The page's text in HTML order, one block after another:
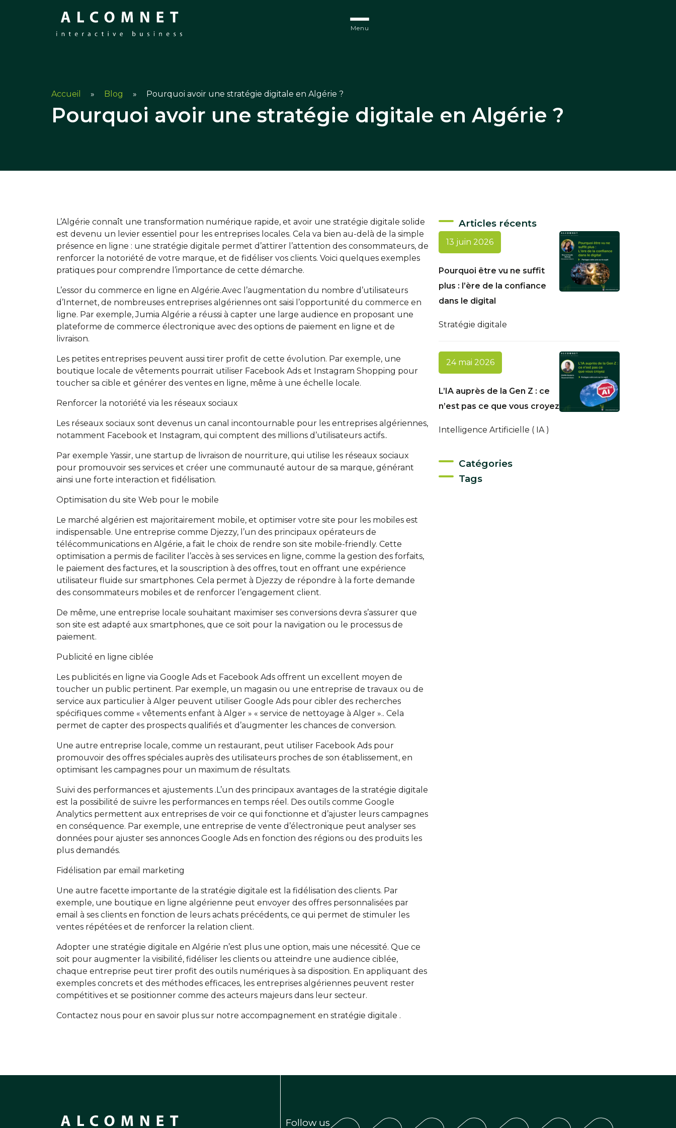
Menu
Accueil » Blog » Pourquoi avoir une stratégie digitale en Algérie ?
Pourquoi avoir une stratégie digitale en Algérie ?
L’Algérie connaît une transformation numérique rapide, et avoir une stratégie digitale solide
est devenu un levier essentiel pour les entreprises locales. Cela va bien au-delà de la simple
présence en ligne : une stratégie digitale permet d’attirer l’attention des consommateurs, de
renforcer la notoriété de votre marque, et de fidéliser vos clients. Voici quelques exemples
pratiques pour comprendre l’importance de cette démarche.
L’essor du commerce en ligne en Algérie.Avec l’augmentation du nombre d’utilisateurs
d’Internet, de nombreuses entreprises algériennes ont saisi l’opportunité du commerce en
ligne. Par exemple, Jumia Algérie a réussi à capter une large audience en proposant une
plateforme de commerce électronique avec des options de paiement en ligne et de
livraison.
Les petites entreprises peuvent aussi tirer profit de cette évolution. Par exemple, une
boutique locale de vêtements pourrait utiliser Facebook Ads et Instagram Shopping pour
toucher sa cible et générer des ventes en ligne, même à une échelle locale.
Renforcer la notoriété via les réseaux sociaux
Les réseaux sociaux sont devenus un canal incontournable pour les entreprises algériennes,
notamment Facebook et Instagram, qui comptent des millions d’utilisateurs actifs..
Par exemple Yassir, une startup de livraison de nourriture, qui utilise les réseaux sociaux
pour promouvoir ses services et créer une communauté autour de sa marque, générant
ainsi une forte interaction et fidélisation.
Optimisation du site Web pour le mobile
Le marché algérien est majoritairement mobile, et optimiser votre site pour les mobiles est
indispensable. Une entreprise comme Djezzy, l’un des principaux opérateurs de
télécommunications en Algérie, a fait le choix de rendre son site mobile-friendly. Cette
optimisation a permis de faciliter l’accès à ses services en ligne, comme la gestion des forfaits,
le paiement des factures, et la souscription à des offres, tout en offrant une expérience
utilisateur fluide sur smartphones. Cela permet à Djezzy de répondre à la forte demande
des consommateurs mobiles et de renforcer l’engagement client.
De même, une entreprise locale souhaitant maximiser ses conversions devra s’assurer que
son site est adapté aux smartphones, que ce soit pour la navigation ou le processus de
paiement.
Publicité en ligne ciblée
Les publicités en ligne via Google Ads et Facebook Ads offrent un excellent moyen de
toucher un public pertinent. Par exemple, un magasin ou une entreprise de travaux ou de
service aux particulier à Alger peuvent utiliser Google Ads pour cibler des recherches
spécifiques comme « vêtements enfant à Alger » « service de nettoyage à Alger ».. Cela
permet de capter des prospects qualifiés et d’augmenter les chances de conversion.
Une autre entreprise locale, comme un restaurant, peut utiliser Facebook Ads pour
promouvoir des offres spéciales auprès des utilisateurs proches de son établissement, en
optimisant les campagnes pour un maximum de résultats.
Suivi des performances et ajustements .L’un des principaux avantages de la stratégie digitale
est la possibilité de suivre les performances en temps réel. Des outils comme Google
Analytics permettent aux entreprises de voir ce qui fonctionne et d’ajuster leurs campagnes
en conséquence. Par exemple, une entreprise de vente d’électronique peut analyser ses
données pour ajuster ses annonces Google Ads en fonction des régions ou des produits les
plus demandés.
Fidélisation par email marketing
Une autre facette importante de la stratégie digitale est la fidélisation des clients. Par
exemple, une boutique en ligne algérienne peut envoyer des offres personnalisées par
email à ses clients en fonction de leurs achats précédents, ce qui permet de stimuler les
ventes répétées et de renforcer la relation client.
Adopter une stratégie digitale en Algérie n’est plus une option, mais une nécessité. Que ce
soit pour augmenter la visibilité, fidéliser les clients ou atteindre une audience ciblée,
chaque entreprise peut tirer profit des outils numériques à sa disposition. En appliquant des
exemples concrets et des méthodes efficaces, les entreprises algériennes peuvent rester
compétitives et se positionner comme des acteurs majeurs dans leur secteur.
Contactez nous pour en savoir plus sur notre accompagnement en stratégie digitale .
Articles récents
13 juin 2026
Pourquoi être vu ne suffit
plus : l’ère de la confiance
dans le digital
Stratégie digitale
24 mai 2026
L’IA auprès de la Gen Z : ce
n’est pas ce que vous croyez
Intelligence Artificielle ( IA )
Catégories
Tags
Follow us